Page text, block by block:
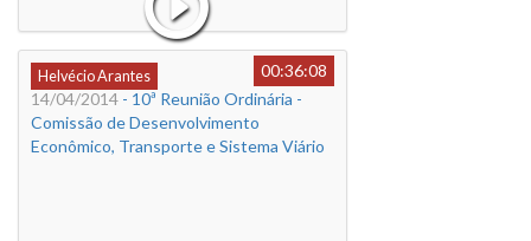
Helvécio Arantes
00:36:08
14/04/2014 - 10ª Reunião Ordinária -
Comissão de Desenvolvimento
Econômico, Transporte e Sistema Viário